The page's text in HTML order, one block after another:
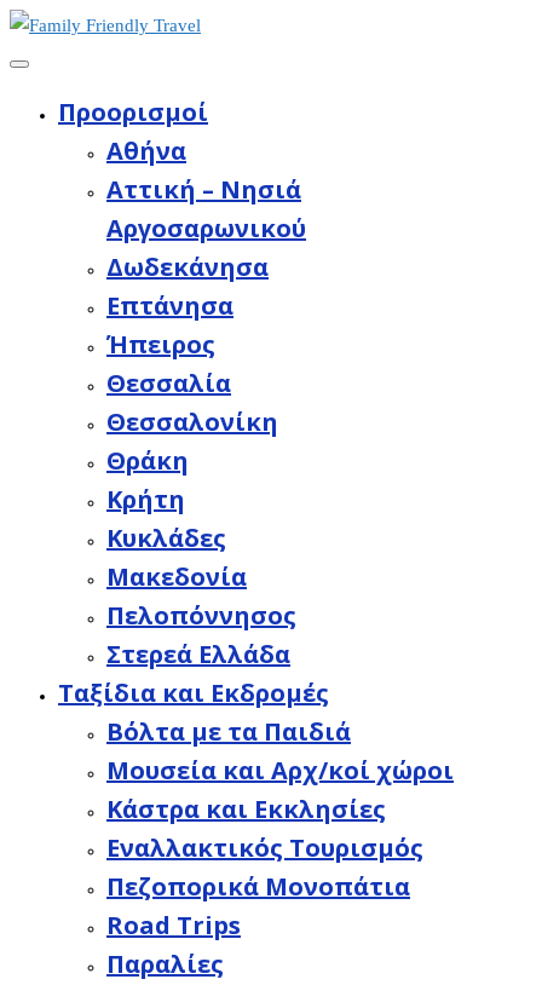
Προορισμοί
Aθήνα
Αττική – Νησιά
Αργοσαρωνικού
Δωδεκάνησα
Επτάνησα
Ήπειρος
Θεσσαλία
Θεσσαλονίκη
Θράκη
Κρήτη
Κυκλάδες
Μακεδονία
Πελοπόννησος
Στερεά Ελλάδα
Ταξίδια και Εκδρομές
Βόλτα με τα Παιδιά
Μουσεία και Αρχ/κοί χώροι
Κάστρα και Εκκλησίες
Εναλλακτικός Τουρισμός
Πεζοπορικά Μονοπάτια
Road Trips
Παραλίες